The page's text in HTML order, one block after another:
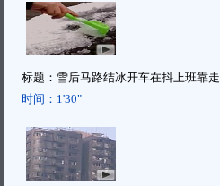
标题： 雪后马路结冰开车在抖上班靠走
时间： 1'30"